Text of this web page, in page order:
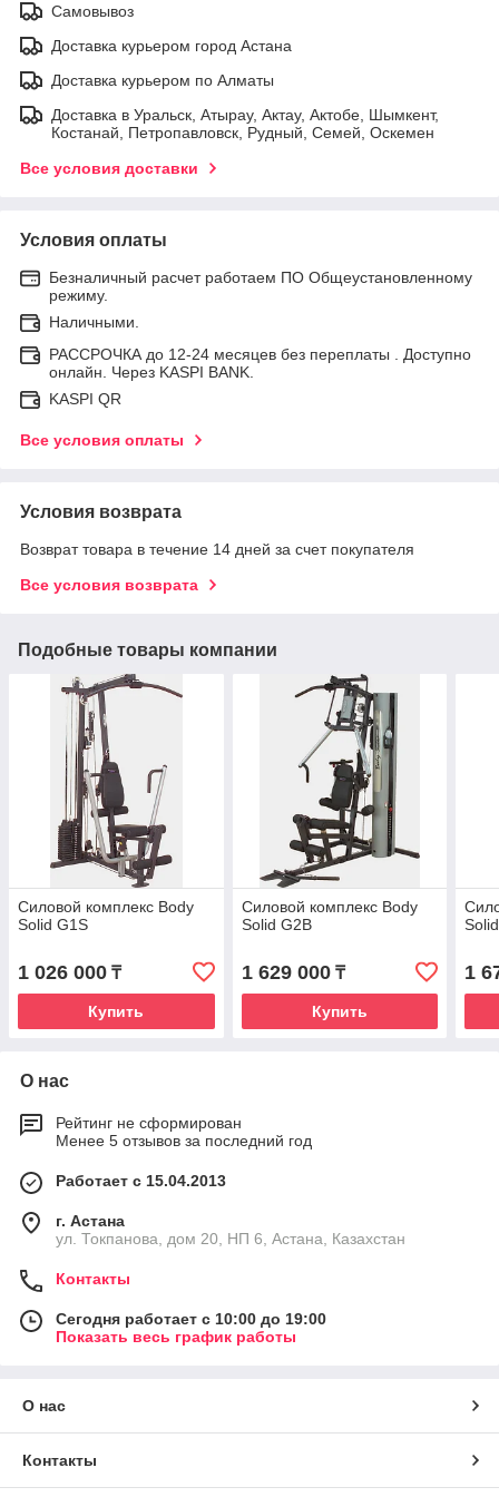
Самовывоз
Доставка курьером город Астана
Доставка курьером по Алматы
Доставка в Уральск, Атырау, Актау, Актобе, Шымкент,
Костанай, Петропавловск, Рудный, Семей, Оскемен
Все условия доставки
Условия оплаты
Безналичный расчет работаем ПО Общеустановленному
режиму.
Наличными.
РАССРОЧКА до 12-24 месяцев без переплаты . Доступно
онлайн. Через KASPI BANK.
KASPI QR
Все условия оплаты
Условия возврата
Возврат товара в течение 14 дней за счет покупателя
Все условия возврата
Подобные товары компании
Силовой комплекс Body
Solid G1S
1 026 000 ₸
Купить
Силовой комплекс Body
Solid G2B
1 629 000₸
Купить
1
О нас
Рейтинг не сформирован
Менее 5 отзывов за последний год
Работает с 15.04.2013
г. Астана
ул. Токпанова, дом 20, НП 6, Астана, Казахстан
Контакты
Сегодня работает с 10:00 до 19:00
Показать весь график работы
О нас
Контакты